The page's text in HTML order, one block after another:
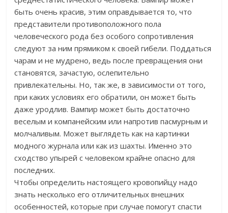
быть очень красив, этим оправдывается то, что
представители противоположного пола
человеческого рода без особого сопротивления
следуют за ним прямиком к своей гибели. Поддаться
чарам и не мудрено, ведь после превращения они
становятся, зачастую, ослепительно
привлекательны. Но, так же, в зависимости от того,
при каких условиях его обратили, он может быть
даже уродлив. Вампир может быть достаточно
веселым и компанейским или напротив пасмурным и
молчаливым. Может выглядеть как на картинки
модного журнала или как из шахты. Именно это
сходство упырей с человеком крайне опасно для
последних.
Чтобы определить настоящего кровопийцу надо
знать несколько его отличительных внешних
особенностей, которые при случае помогут спасти